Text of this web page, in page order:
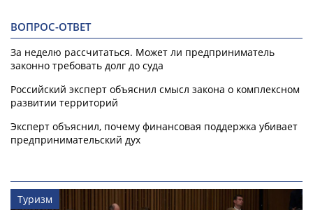
ВОПРОС-ОТВЕТ
За неделю рассчитаться. Может ли предприниматель
законно требовать долг до суда
Российский эксперт объяснил смысл закона о комплексном
развитии территорий
Эксперт объяснил, почему финансовая поддержка убивает
предпринимательский дух
Туризм